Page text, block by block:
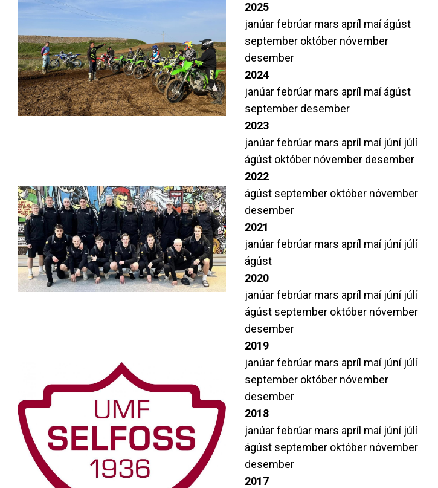
minjanefndar
2025
janúarfebrúar mars apríl maíágúst
september október nóvember
desember
2024
janúarfebrúar mars apríl maíágúst
september desember
2023
janúarfebrúar mars apríl maí júní júlí
ágúst október nóvember desember
2022
ágúst september október nóvember
desember
2021
janúarfebrúar mars apríl maí júní júlí
ágúst
2020
janúarfebrúar mars apríl maí júní júlí
ágúst september október nóvember
desember
2019
janúarfebrúar mars apríl maí júní júlí
september október nóvember
desember
2018
janúarfebrúar mars apríl maí júní júlí
ágúst september október nóvember
desember
2017